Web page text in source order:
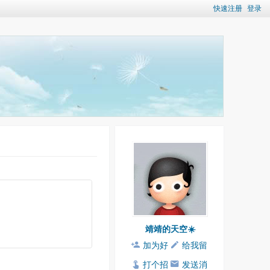
快速注册 登录
靖靖的天空☀️
加为好
友
给我留
言
打个招 发送消